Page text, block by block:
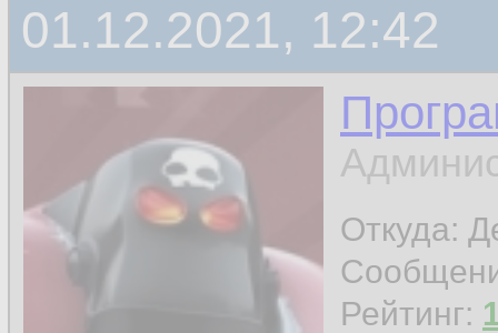
01.12.2021, 12:42
Откуда:
Рейтинг: